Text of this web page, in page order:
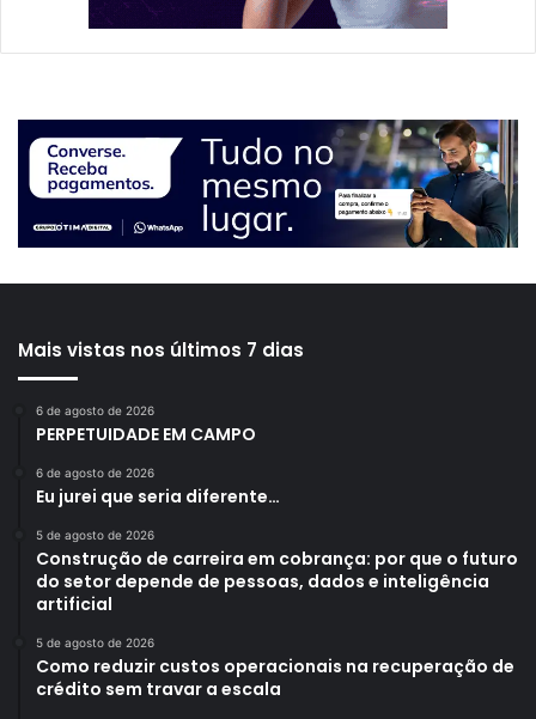
Mais vistas nos últimos 7 dias
6 de agosto de 2026
PERPETUIDADE EM CAMPO
6 de agosto de 2026
Eu jurei que seria diferente…
5 de agosto de 2026
Construção de carreira em cobrança: por que o futuro
do setor depende de pessoas, dados e inteligência
artificial
5 de agosto de 2026
Como reduzir custos operacionais na recuperação de
crédito sem travar a escala